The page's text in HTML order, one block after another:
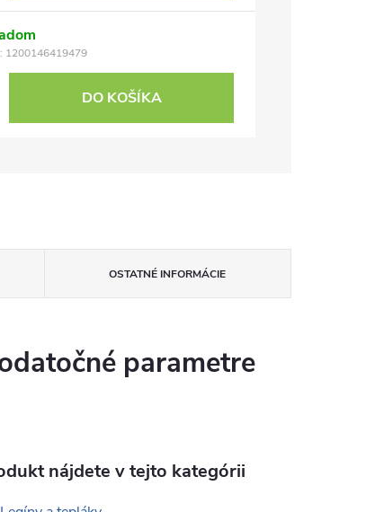
1200146419479
DO KOŠÍKA
OSTATNÉ INFORMÁCIE
parametre
nájdete v tejto kategórii